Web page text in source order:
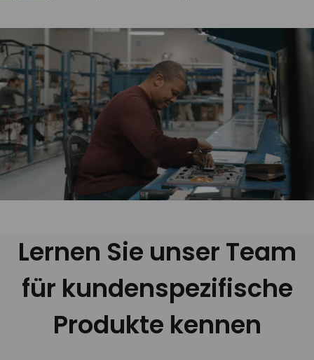
Lernen Sie unser Team
für kundenspezifische
Produkte kennen